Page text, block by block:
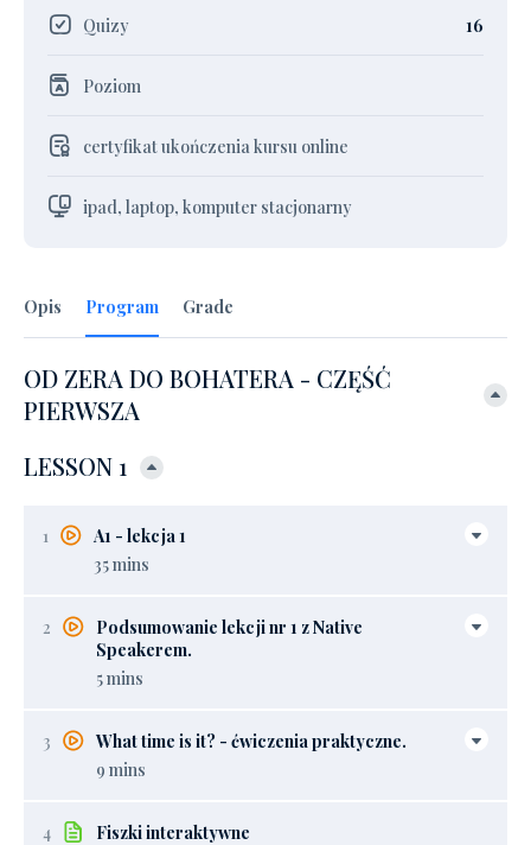
Opis Program Grade
OD ZERA DO BOHATERA - CZĘŚĆ
PIERWSZA
LESSON 1
1
A1 - lekcja 1
35 mins
2
Podsumowanie lekcji nr 1 z Native
Speakerem.
5 mins
3
What time is it? - ćwiczenia praktyczne.
9 mins
4
Fiszki interaktywne
Quizy 16
Poziom
certyfikat ukończenia kursu online
ipad, laptop, komputer stacjonarny